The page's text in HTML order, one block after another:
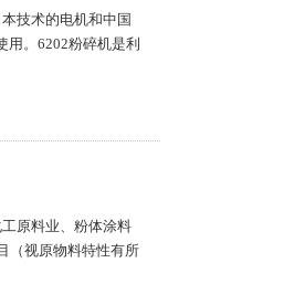
技术的电机和中国
用。6202粉碎机是利
原料业、粉体涂料
（视原物料特性有所